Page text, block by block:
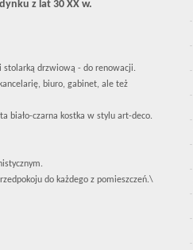
z lat 30 XX w.
stolarką drzwiową - do renowacji.
biuro, gabinet, ale też
biało-czarna kostka w stylu art-deco.
do każdego z pomieszczeń.\